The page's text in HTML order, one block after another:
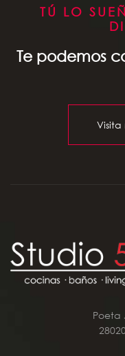
TÚ LO
Te podemos
Visita
Poeta